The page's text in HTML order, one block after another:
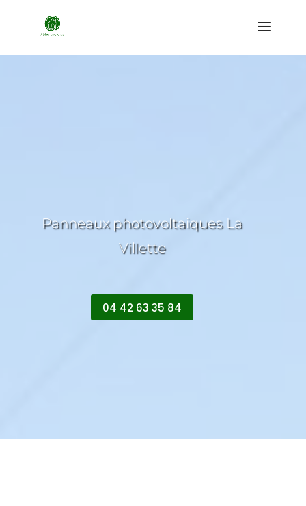
Panneaux photovoltaiques La
Villette
04 42 63 35 84